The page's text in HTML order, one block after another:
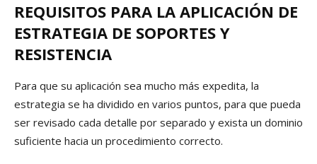
REQUISITOS PARA LA APLICACIÓN DE
ESTRATEGIA DE SOPORTES Y
RESISTENCIA
Para que su aplicación sea mucho más expedita, la
estrategia se ha dividido en varios puntos, para que pueda
ser revisado cada detalle por separado y exista un dominio
suficiente hacia un procedimiento correcto.